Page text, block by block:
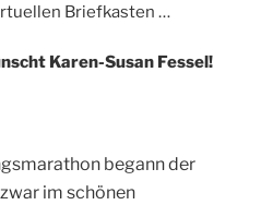
Briefkasten …
Karen-Susan Fessel!
begann der
im schönen